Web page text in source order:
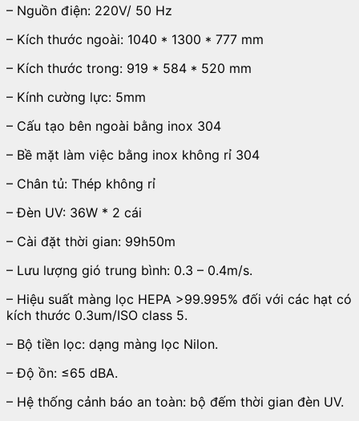
– Nguồn điện: 220V/ 50 Hz
– Kích thước ngoài: 1040 * 1300 * 777 mm
– Kích thước trong: 919 * 584 * 520 mm
– Kính cường lực: 5mm
– Cấu tạo bên ngoài bằng inox 304
– Bề mặt làm việc bằng inox không rỉ 304
– Chân tủ: Thép không rỉ
– Đèn UV: 36W * 2 cái
– Cài đặt thời gian: 99h50m
– Lưu lượng gió trung bình: 0.3 – 0.4m/s.
– Hiệu suất màng lọc HEPA >99.995% đối với các hạt có
kích thước 0.3um/ISO class 5.
– Bộ tiền lọc: dạng màng lọc Nilon.
– Độ ồn: ≤65 dBA.
– Hệ thống cảnh báo an toàn: bộ đếm thời gian đèn UV.